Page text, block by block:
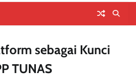
sebagai Kunci
TUNAS